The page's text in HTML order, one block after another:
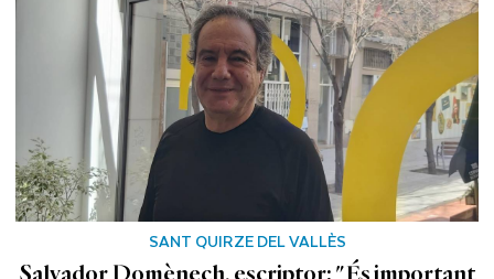
SANT QUIRZE DEL VALLÈS
Salvador Domènech, escriptor: "És important